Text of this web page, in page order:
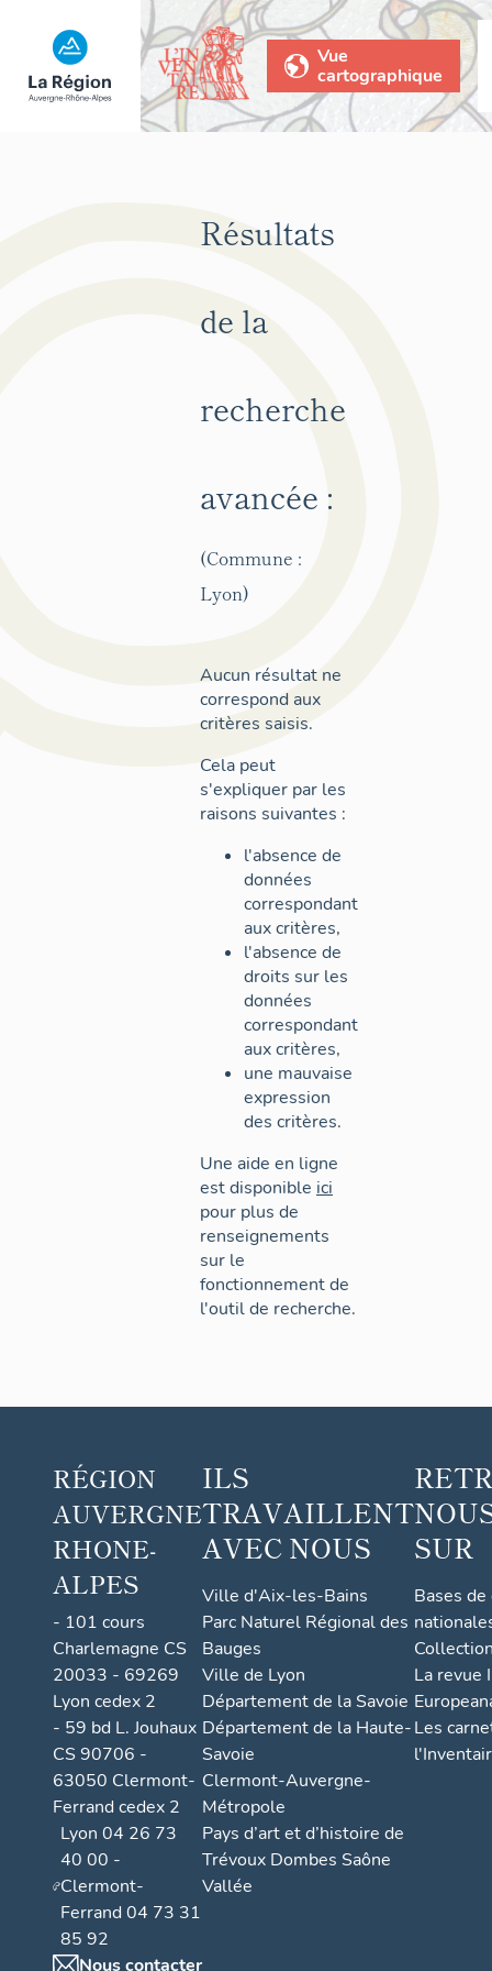
Vue
cartographique
Résultats
de la
recherche
avancée :
(Commune :
Lyon)
Aucun résultat ne
correspond aux
critères saisis.
Cela peut
s'expliquer par les
raisons suivantes :
l'absence de
données
correspondant
aux critères,
l'absence de
droits sur les
données
correspondant
aux critères,
une mauvaise
expression
des critères.
Une aide en ligne
est disponible ici
pour plus de
renseignements
sur le
fonctionnement de
l'outil de recherche.
RÉGION
AUVERGNE
RHONE-
ALPES
- 101 cours
Charlemagne CS
20033 - 69269
Lyon cedex 2
- 59 bd L. Jouhaux
CS 90706 -
63050 Clermont-
Ferrand cedex 2
Lyon 04 26 73
40 00 -
Clermont-
Ferrand 04 73 31
85 92
Nous contacter
ILS
TRAVAILLENT
AVEC NOUS
Ville d'Aix-les-Bains
Parc Naturel Régional des
Bauges
Ville de Lyon
Département de la Savoie
Département de la Haute-
Savoie
Clermont-Auvergne-
Métropole
Pays d’art et d’histoire de
Trévoux Dombes Saône
Vallée
SUR
Bases
La revue
Les